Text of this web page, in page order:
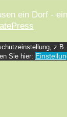
ein Dorf -
Sie hier: